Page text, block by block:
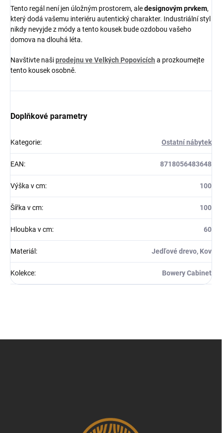
Tento regál není jen úložným prostorem, aledesignovým prvkem,
který dodá vašemu interiéru autentický charakter. Industriální styl
nikdy nevyjde z módy a tento kousek bude ozdobou vašeho
domova na dlouhá léta.
Navštivte našiprodejnu ve Velkých Popovicích a prozkoumejte
tento kousek osobně.
Doplňkové parametry
Kategorie: Ostatní nábytek
EAN: 8718056483648
Výška v cm: 100
Šířka v cm: 100
Hloubka v cm: 60
Materiál : Jedľové drevo, Kov
Kolekce: Bowery Cabinet